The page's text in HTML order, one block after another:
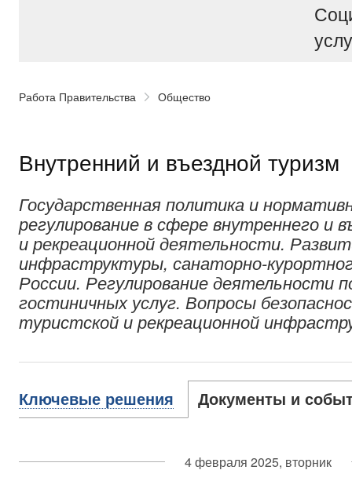
Работа Правительства Общество
Внутренний и въездной туризм
Государственная политика и
регулирование в сфере внутреннего и
и рекреационной деятельности.
инфраструктуры, санаторно-
России. Регулирование деятельности
гостиничных услуг. Вопросы
туристской и рекреационной
Ключевые решения Документы и
4 февраля 2025, вторник